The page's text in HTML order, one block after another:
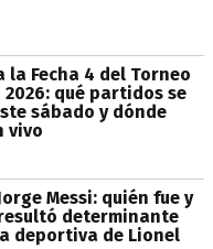
la Fecha 4 del Torneo
2026: qué partidos se
sábado y dónde
vivo
Messi: quién fue y
determinante
deportiva de Lionel